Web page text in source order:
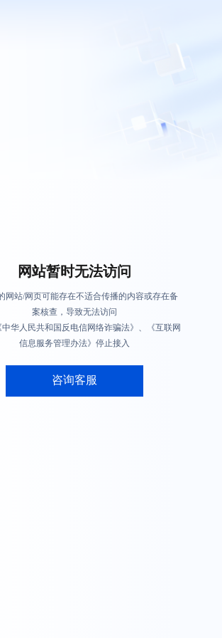
网站暂时无法访问
网站/网页可能存在不适合传播的内容或存在备
案核查，导致无法访问
中华人民共和国反电信网络诈骗法》、《互联网
信息服务管理办法》停止接入
咨询客服